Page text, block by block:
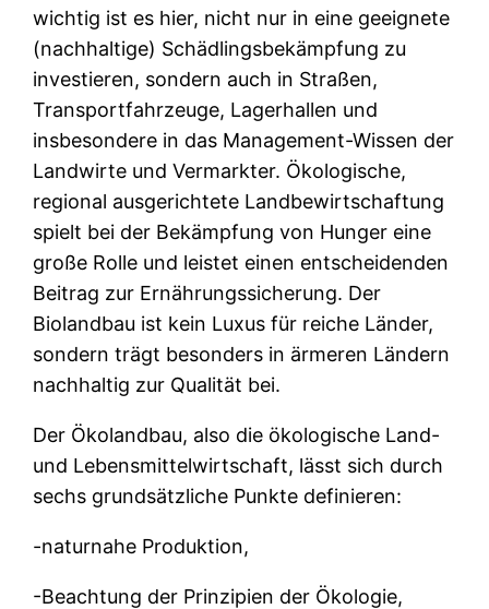
wichtig ist es hier, nicht nur in eine geeignete
(nachhaltige) Schädlingsbekämpfung zu
investieren, sondern auch in Straßen,
Transportfahrzeuge, Lagerhallen und
insbesondere in das Management-Wissen der
Landwirte und Vermarkter. Ökologische,
regional ausgerichtete Landbewirtschaftung
spielt bei der Bekämpfung von Hunger eine
große Rolle und leistet einen entscheidenden
Beitrag zur Ernährungssicherung. Der
Biolandbau ist kein Luxus für reiche Länder,
sondern trägt besonders in ärmeren Ländern
nachhaltig zur Qualität bei.
Der Ökolandbau, also die ökologische Land-
und Lebensmittelwirtschaft, lässt sich durch
sechs grundsätzliche Punkte definieren:
-naturnahe Produktion,
-Beachtung der Prinzipien der Ökologie,